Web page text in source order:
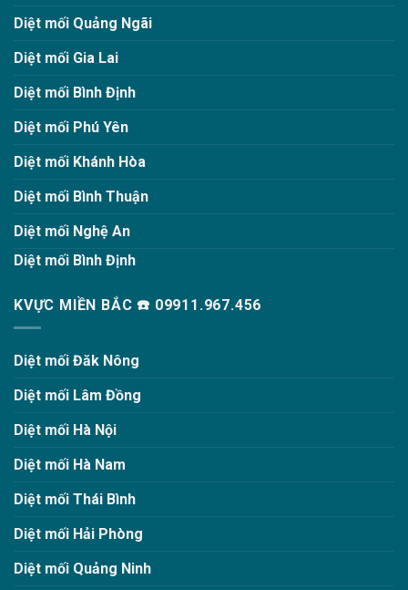
Diệt mối Quảng Ngãi
Diệt mối Gia Lai
Diệt mối Bình Định
Diệt mối Phú Yên
Diệt mối Khánh Hòa
Diệt mối Bình Thuận
Diệt mối Nghệ An
Diệt mối Bình Định
KVỰC MIỀN BẮC ☎️ 09911.967.456
Diệt mối Đăk Nông
Diệt mối Lâm Đồng
Diệt mối Hà Nội
Diệt mối Hà Nam
Diệt mối Thái Bình
Diệt mối Hải Phòng
Diệt mối Quảng Ninh